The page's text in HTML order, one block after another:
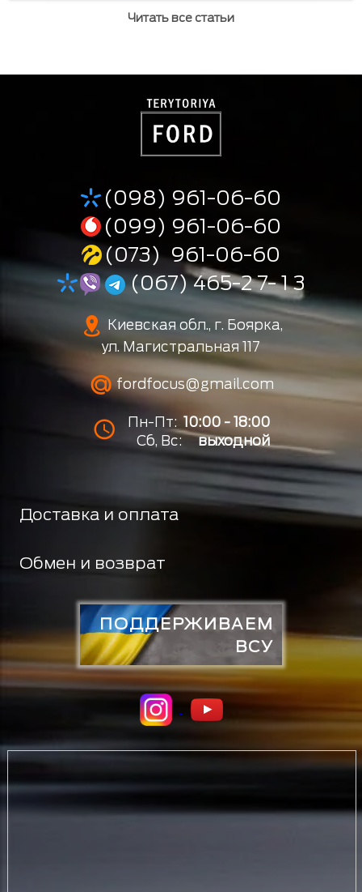
Читать все статьи
(098) 961-06-60
(099) 961-06-60
(073) 961-06-60
(067) 465-2 7- 1 3
Киевская обл., г. Боярка,
ул. Магистральная 117
fordfocus@gmail.com
Пн-Пт: 10:00 - 18:00
Сб, Вс:
выходной
Доставка и оплата
Обмен и возврат
ПОДДЕРЖИВАЕМ
ВСУ